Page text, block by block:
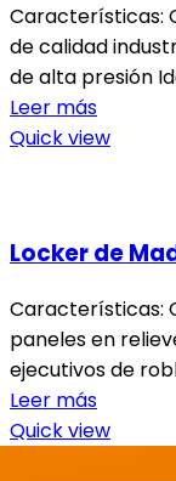
Características:
de calidad
de alta presión
Leer más
Quick view
Locker de
Características:
paneles en
ejecutivos de
Leer más
Quick view